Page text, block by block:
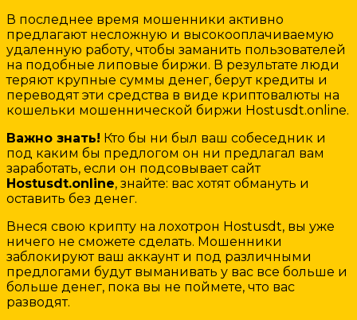
В последнее время мошенники активно
предлагают несложную и высокооплачиваемую
удаленную работу, чтобы заманить пользователей
на подобные липовые биржи. В результате люди
теряют крупные суммы денег, берут кредиты и
переводят эти средства в виде криптовалюты на
кошельки мошеннической биржи Hostusdt.online.
Важно знать! Кто бы ни был ваш собеседник и
под каким бы предлогом он ни предлагал вам
заработать, если он подсовывает сайт
Hostusdt.online, знайте: вас хотят обмануть и
оставить без денег.
Внеся свою крипту на лохотрон Hostusdt, вы уже
ничего не сможете сделать. Мошенники
заблокируют ваш аккаунт и под различными
предлогами будут выманивать у вас все больше и
больше денег, пока вы не поймете, что вас
разводят.